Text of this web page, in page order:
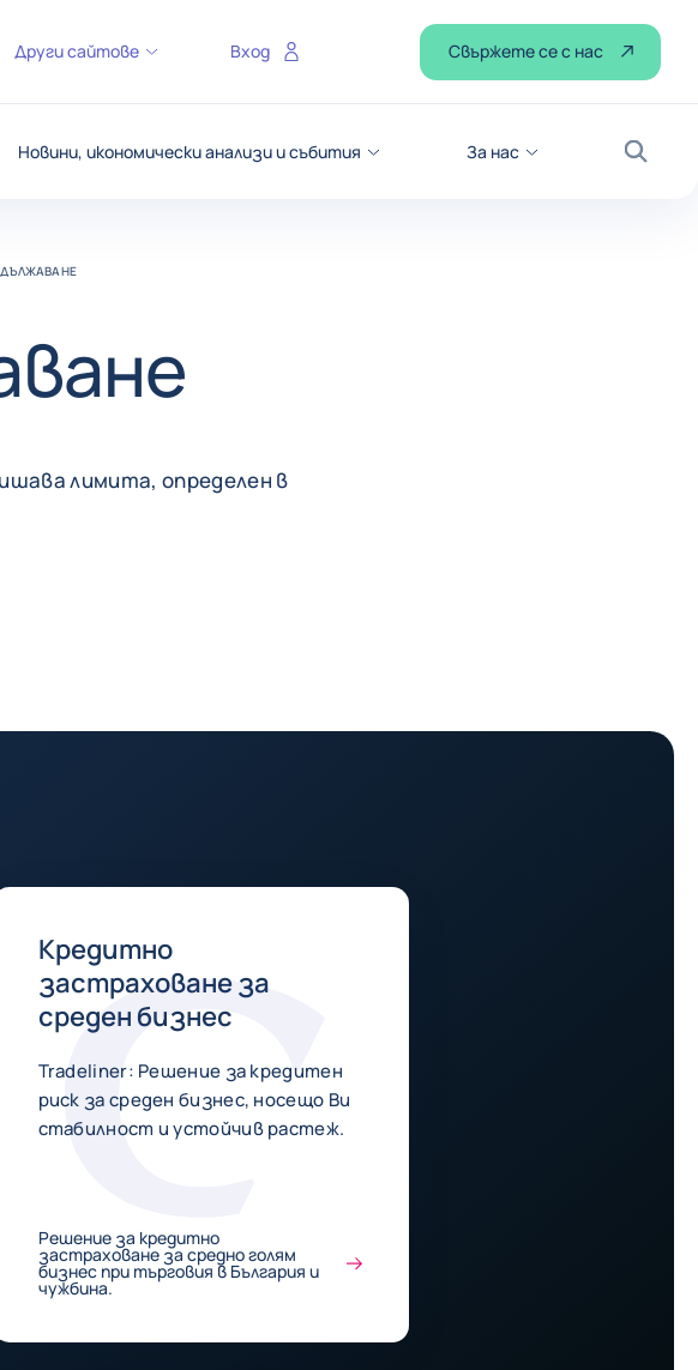
Новини, икономически анализи и събития За нас
Други сайтове Вход Свържете се с нас
лимита, определен в
Кредитно
застраховане за
среден бизнес
Tradeliner: Решение за кредитен
риск за среден бизнес, носещo Ви
стабилност и устойчив растеж.
Решение за кредитно
застраховане за средно голям
бизнес при търговия в България и
чужбина.